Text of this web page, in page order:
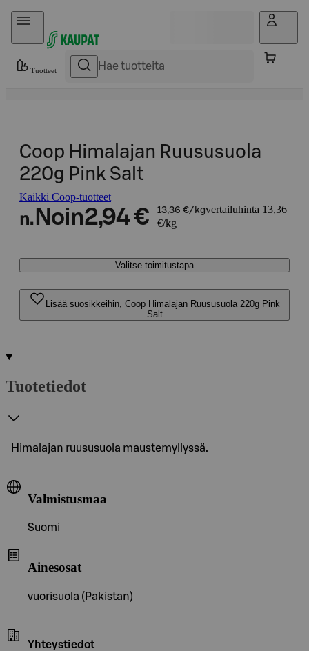
Hyppää sisältöön
Tuotteet
Coop Himalajan Ruususuola
220g Pink Salt
Kaikki Coop-tuotteet
n. Noin2,94 € 13,36 €/kgvertailuhinta 13,36
€/kg
Valitse toimitustapa
Lisää suosikkeihin, Coop Himalajan Ruususuola 220g Pink
Salt
Tuotetiedot
Himalajan ruususuola maustemyllyssä.
Valmistusmaa
Suomi
Ainesosat
vuorisuola (Pakistan)
Yhteystiedot